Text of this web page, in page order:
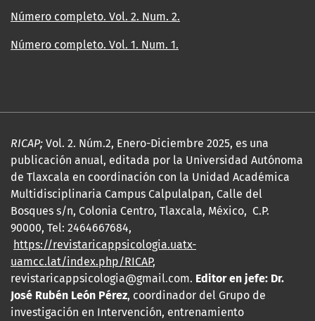
Número completo. Vol. 2. Num. 2.
Número completo. Vol. 1. Num. 1.
RICAP; Vol. 2. Núm.2, Enero-Diciembre 2025, es una
publicación anual, editada por la Universidad Autónoma
de Tlaxcala en coordinación con la Unidad Académica
Multidisciplinaria Campus Calpulalpan, Calle del
Bosques s/n, Colonia Centro, Tlaxcala, México, C.P.
90000, Tel: 2464667684,
https://revistaricappsicologia.uatx-
uamcc.lat/index.php/RICAP,
revistaricappsicologia@gmail.com. Editor en jefe: Dr.
José Rubén León Pérez, coordinador del Grupo de
investigación en Intervención, entrenamiento